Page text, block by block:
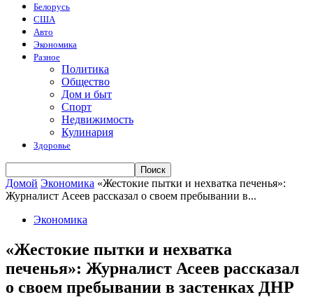
Белорусь
США
Авто
Экономика
Разное
Политика
Общество
Дом и быт
Спорт
Недвижимость
Кулинария
Здоровье
Домой Экономика «Жестокие пытки и нехватка печенья»:
Журналист Асеев рассказал о своем пребывании в...
Экономика
«Жестокие пытки и нехватка
печенья»: Журналист Асеев рассказал
о своем пребывании в застенках ДНР